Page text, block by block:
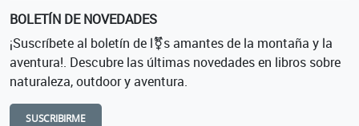
BOLETÍN DE NOVEDADES
¡Suscríbete al boletín de l⚧s amantes de la montaña y la
aventura!. Descubre las últimas novedades en libros sobre
naturaleza, outdoor y aventura.
SUSCRIBIRME